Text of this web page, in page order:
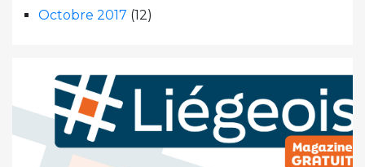
Octobre 2017 (12)